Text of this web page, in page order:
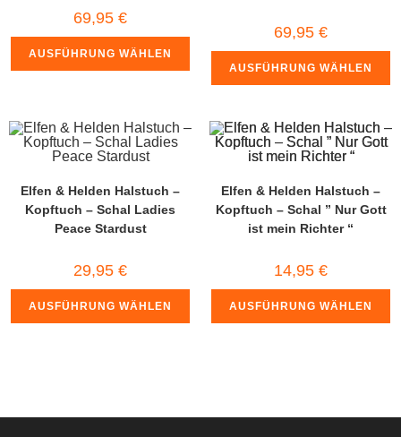
69,95 €
AUSFÜHRUNG WÄHLEN
69,95 €
AUSFÜHRUNG WÄHLEN
Elfen & Helden Halstuch –
Kopftuch – Schal Ladies
Peace Stardust
29,95 €
AUSFÜHRUNG WÄHLEN
Elfen & Helden Halstuch –
Kopftuch – Schal ” Nur Gott
ist mein Richter “
14,95 €
AUSFÜHRUNG WÄHLEN